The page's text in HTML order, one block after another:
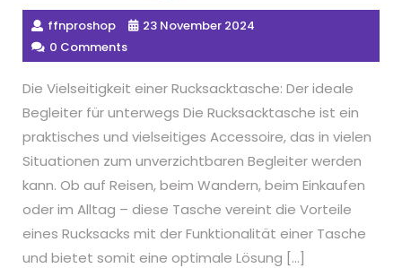
ffnproshop
23 November 2024
0 Comments
Die Vielseitigkeit einer Rucksacktasche: Der ideale
Begleiter für unterwegs Die Rucksacktasche ist ein
praktisches und vielseitiges Accessoire, das in vielen
Situationen zum unverzichtbaren Begleiter werden
kann. Ob auf Reisen, beim Wandern, beim Einkaufen
oder im Alltag – diese Tasche vereint die Vorteile
eines Rucksacks mit der Funktionalität einer Tasche
und bietet somit eine optimale Lösung […]